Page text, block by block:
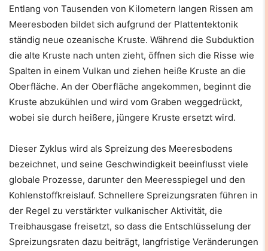
Entlang von Tausenden von Kilometern langen Rissen am
Meeresboden bildet sich aufgrund der Plattentektonik
ständig neue ozeanische Kruste. Während die Subduktion
die alte Kruste nach unten zieht, öffnen sich die Risse wie
Spalten in einem Vulkan und ziehen heiße Kruste an die
Oberfläche. An der Oberfläche angekommen, beginnt die
Kruste abzukühlen und wird vom Graben weggedrückt,
wobei sie durch heißere, jüngere Kruste ersetzt wird.
Dieser Zyklus wird als Spreizung des Meeresbodens
bezeichnet, und seine Geschwindigkeit beeinflusst viele
globale Prozesse, darunter den Meeresspiegel und den
Kohlenstoffkreislauf. Schnellere Spreizungsraten führen in
der Regel zu verstärkter vulkanischer Aktivität, die
Treibhausgase freisetzt, so dass die Entschlüsselung der
Spreizungsraten dazu beiträgt, langfristige Veränderungen